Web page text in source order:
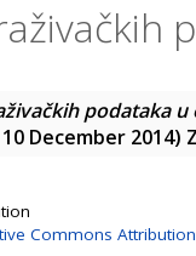
podataka
December
Commons Attribution